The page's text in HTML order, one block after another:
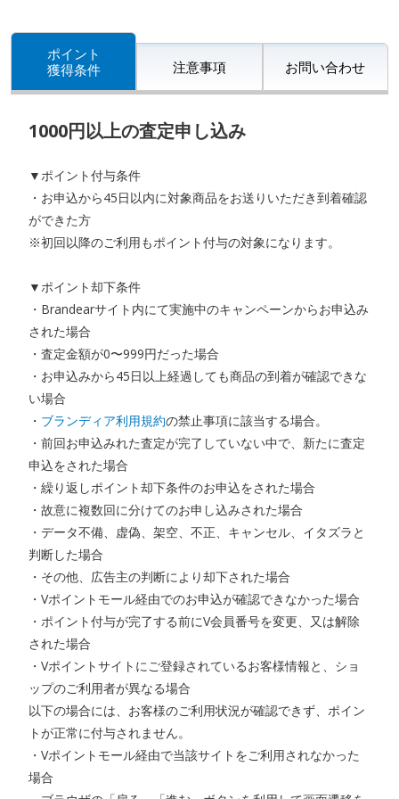
ポイント
獲得条件
注意事項 お問い合わせ
1000円以上の査定申し込み
▼ポイント付与条件
・お申込から45日以内に対象商品をお送りいただき到着確認
ができた方
※初回以降のご利用もポイント付与の対象になります。
▼ポイント却下条件
・Brandearサイト内にて実施中のキャンペーンからお申込み
された場合
・査定金額が0〜999円だった場合
・お申込みから45日以上経過しても商品の到着が確認できな
い場合
・ ブランディア利用規約の禁止事項に該当する場合。
・前回お申込みれた査定が完了していない中で、新たに査定
申込をされた場合
・繰り返しポイント却下条件のお申込をされた場合
・故意に複数回に分けてのお申し込みされた場合
・データ不備、虚偽、架空、不正、キャンセル、イタズラと
判断した場合
・その他、広告主の判断により却下された場合
・Vポイントモール経由でのお申込が確認できなかった場合
・ポイント付与が完了する前にV会員番号を変更、又は解除
された場合
・Vポイントサイトにご登録されているお客様情報と、ショ
ップのご利用者が異なる場合
以下の場合には、お客様のご利用状況が確認できず、ポイン
トが正常に付与されません。
・Vポイントモール経由で当該サイトをご利用されなかった
場合